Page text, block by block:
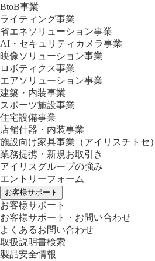
BtoB事業
ライティング事業
省エネソリューション事業
AI・セキュリティカメラ事業
映像ソリューション事業
ロボティクス事業
エアソリューション事業
建築・内装事業
スポーツ施設事業
住宅設備事業
店舗什器・内装事業
施設向け家具事業 （アイリスチトセ）
業務提携・新規お取引き
アイリスグループの強み
エントリーフォーム
お客様サポート
お客様サポート
お客様サポート・お問い合わせ
よくあるお問い合わせ
取扱説明書検索
製品安全情報